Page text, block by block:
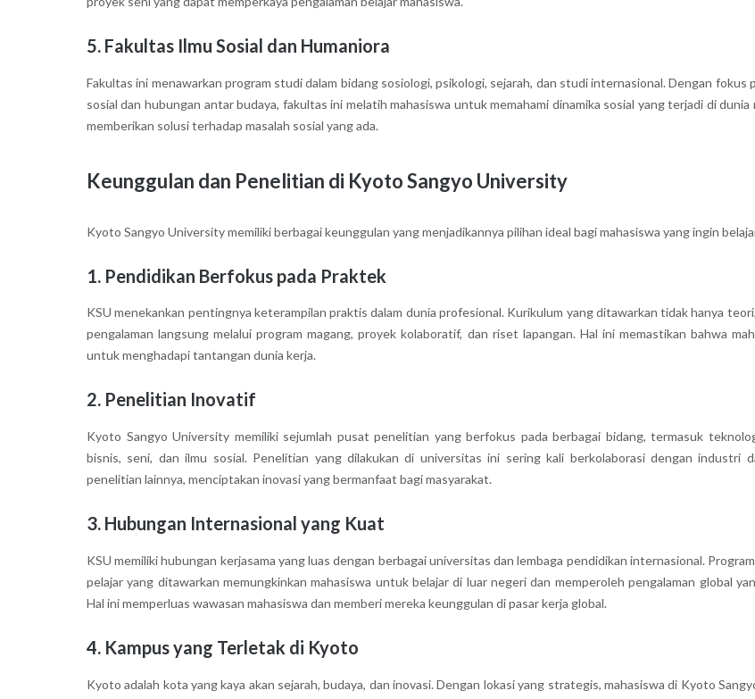
5. Fakultas Ilmu Sosial dan Humaniora
Fakultas ini menawarkan program studi dalam bidang sosiologi, psikologi, sejarah, dan studi internasional. Dengan fokus
sosial dan hubungan antar budaya, fakultas ini melatih mahasiswa untuk memahami dinamika sosial yang terjadi di dunia
memberikan solusi terhadap masalah sosial yang ada.
Keunggulan dan Penelitian di Kyoto Sangyo University
Kyoto Sangyo University memiliki berbagai keunggulan yang menjadikannya pilihan ideal bagi mahasiswa yang ingin
1. Pendidikan Berfokus pada Praktek
KSU menekankan pentingnya keterampilan praktis dalam dunia profesional. Kurikulum yang ditawarkan tidak hanya
pengalaman langsung melalui program magang, proyek kolaboratif, dan riset lapangan. Hal ini memastikan bahwa
untuk menghadapi tantangan dunia kerja.
2. Penelitian Inovatif
Kyoto Sangyo University memiliki sejumlah pusat penelitian yang berfokus pada berbagai bidang, termasuk
bisnis, seni, dan ilmu sosial. Penelitian yang dilakukan di universitas ini sering kali berkolaborasi dengan industri
penelitian lainnya, menciptakan inovasi yang bermanfaat bagi masyarakat.
3. Hubungan Internasional yang Kuat
KSU memiliki hubungan kerjasama yang luas dengan berbagai universitas dan lembaga pendidikan internasional.
pelajar yang ditawarkan memungkinkan mahasiswa untuk belajar di luar negeri dan memperoleh pengalaman global
Hal ini memperluas wawasan mahasiswa dan memberi mereka keunggulan di pasar kerja global.
4. Kampus yang Terletak di Kyoto
Kyoto adalah kota yang kaya akan sejarah, budaya, dan inovasi. Dengan lokasi yang strategis, mahasiswa di Kyoto